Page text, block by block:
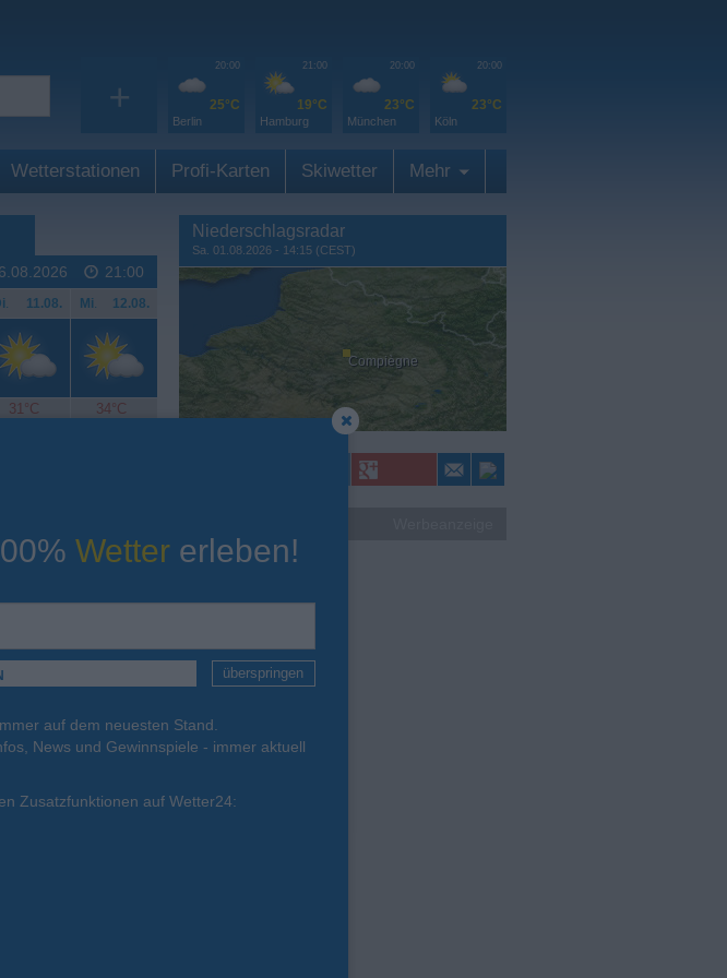
+
20:00
25°C
Berlin
21:00
19°C
Hamburg
20:00
23°C
München
20:00
23°C
Köln
Wetterstationen Profi-Karten Skiwetter Mehr
21:00
. 11.08. Mi. 12.08.
31°C 34°C
. 18.08. Mi. 19.08.
Niederschlagsradar
Sa. 01.08.2026 - 14:15 (CEST)
Compiègne
Wetter erleben!
überspringen
auf dem neuesten Stand.
News und Gewinnspiele - immer aktuell
Zusatzfunktionen auf Wetter24: